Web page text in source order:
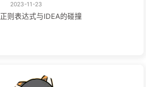
2023-11-23
正则表达式与IDEA的碰撞